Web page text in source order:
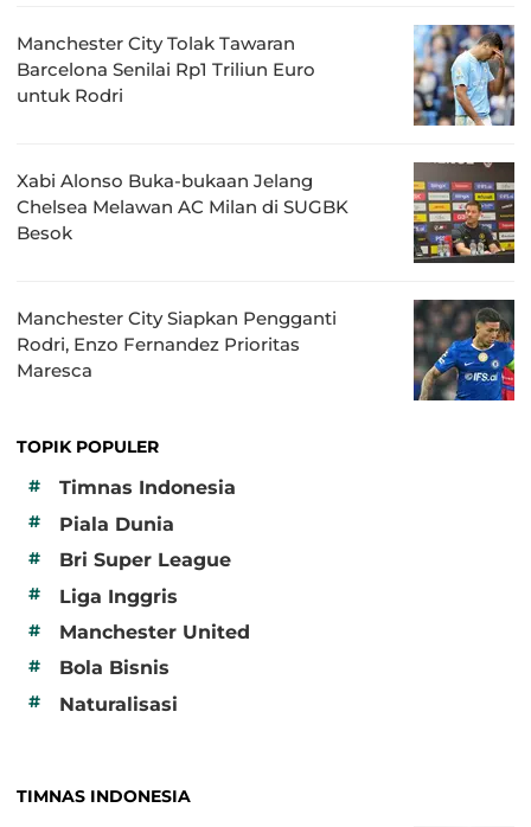
Manchester City Tolak Tawaran
Barcelona Senilai Rp1 Triliun Euro
untuk Rodri
Xabi Alonso Buka-bukaan Jelang
Chelsea Melawan AC Milan di SUGBK
Besok
Manchester City Siapkan Pengganti
Rodri, Enzo Fernandez Prioritas
Maresca
TOPIK POPULER
#
Timnas Indonesia
# Piala Dunia
# Bri Super League
# Liga Inggris
# Manchester United
# Bola Bisnis
# Naturalisasi
TIMNAS INDONESIA